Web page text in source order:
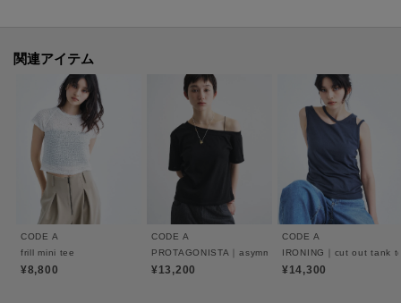
を採用。
程よいシアー感と高い通気性を兼ね備え、蒸し暑い季節も一日中快適な着心
地をキープします。
肌離れが良く、真夏のデイリーシーンにふさわしい仕上がりです。
【スタイリング】
シンプルなデニムにもデザイン性のあるボトムスにも合わせやすいデザイ
ハイウエストのボトムスと合わせて重心を高く見せる着こなしもおすすめ。
関連アイテム
CODE A
frill mini tee
¥8,800
CODE A
PROTAGONISTA｜asymmetry tee
¥13,200
CODE A
IRONING｜cut out tank
¥14,300